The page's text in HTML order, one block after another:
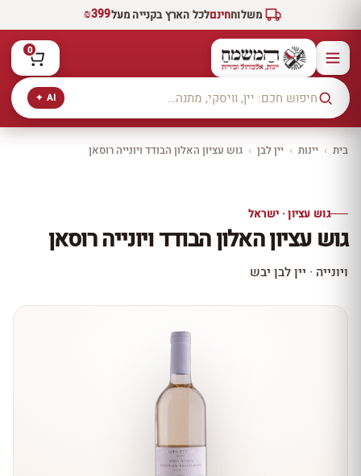
משלוחחינםלכל הארץ בקנייה מעל₪399
AI ✦
0
בית › יינות › יין לבן › גוש עציון האלון הבודד ויונייה רוסאן
10% הנחה
עכשיו ב-10% הנחה
גוש עציון · ישראל
גוש עציון האלון הבודד ויונייה רוסאן
ויונייה · יין לבן יבש